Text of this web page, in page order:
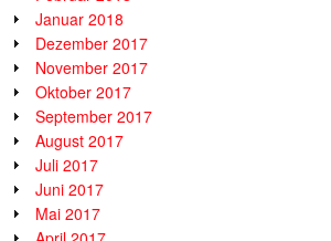
Januar 2018
Dezember 2017
November 2017
Oktober 2017
September 2017
August 2017
Juli 2017
Juni 2017
Mai 2017